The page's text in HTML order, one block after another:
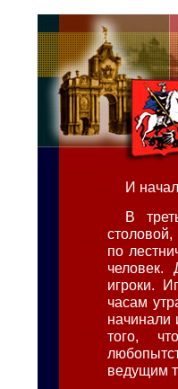
И
В
по
человек.
игроки.
часам
начинали
того,
ведущим